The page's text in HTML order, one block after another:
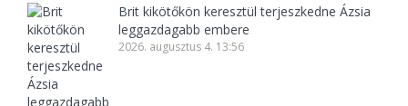
Brit kikötőkön keresztül terjeszkedne Ázsia
leggazdagabb embere
2026. augusztus 4. 13:56